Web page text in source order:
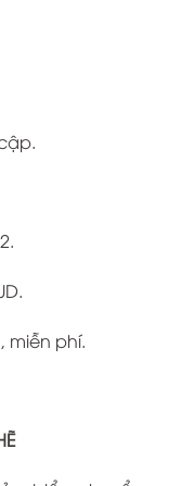
miễn phí.